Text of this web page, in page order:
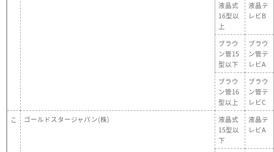
液晶式
16型以
上
液晶テ
レビB
ブラウ
ン管15
型以下
ブラウ
ン管テ
レビA
ブラウ
ン管16
型以上
ブラウ
ン管テ
レビC
こ
ゴールドスタージャパン(株)
液晶式
15型以
下
液晶テ
レビA